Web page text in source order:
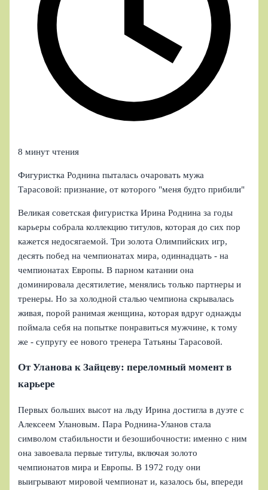
8 минут чтения
Фигуристка Роднина пыталась очаровать мужа
Тарасовой: признание, от которого "меня будто прибили"
Великая советская фигуристка Ирина Роднина за годы
карьеры собрала коллекцию титулов, которая до сих пор
кажется недосягаемой. Три золота Олимпийских игр,
десять побед на чемпионатах мира, одиннадцать - на
чемпионатах Европы. В парном катании она
доминировала десятилетие, менялись только партнеры и
тренеры. Но за холодной сталью чемпиона скрывалась
живая, порой ранимая женщина, которая вдруг однажды
поймала себя на попытке понравиться мужчине, к тому
же - супругу ее нового тренера Татьяны Тарасовой.
От Уланова к Зайцеву: переломный момент в
карьере
Первых больших высот на льду Ирина достигла в дуэте с
Алексеем Улановым. Пара Роднина-Уланов стала
символом стабильности и безошибочности: именно с ним
она завоевала первые титулы, включая золото
чемпионатов мира и Европы. В 1972 году они
выигрывают мировой чемпионат и, казалось бы, впереди